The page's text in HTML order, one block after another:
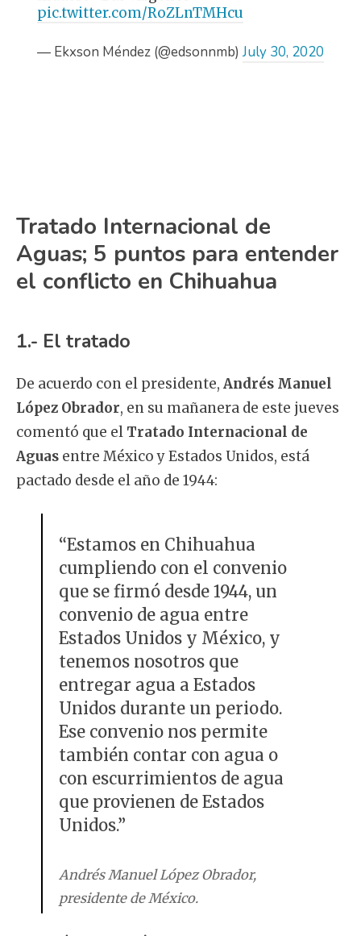
pic.twitter.com/RoZLnTMHcu
— Ekxson Méndez (@edsonnmb) July 30, 2020
Tratado Internacional de
Aguas; 5 puntos para entender
el conflicto en Chihuahua
1.- El tratado
De acuerdo con el presidente, Andrés Manuel
López Obrador, en su mañanera de este jueves
comentó que el Tratado Internacional de
Aguas entre México y Estados Unidos, está
pactado desde el año de 1944:
“Estamos en Chihuahua
cumpliendo con el convenio
que se firmó desde 1944, un
convenio de agua entre
Estados Unidos y México, y
tenemos nosotros que
entregar agua a Estados
Unidos durante un periodo.
Ese convenio nos permite
también contar con agua o
con escurrimientos de agua
que provienen de Estados
Unidos.”
Andrés Manuel López Obrador,
presidente de México.